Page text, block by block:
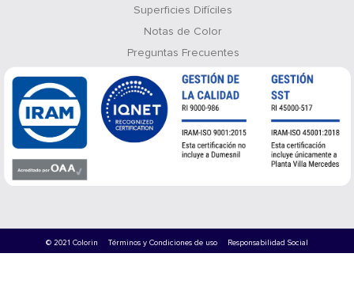
Superficies Difíciles
Notas de Color
Preguntas Frecuentes
© 2021 Colorin Términos y Condiciones de uso Responsabilidad Social